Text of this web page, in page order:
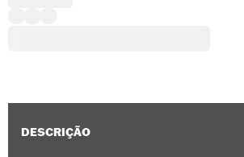
DESCRIÇÃO